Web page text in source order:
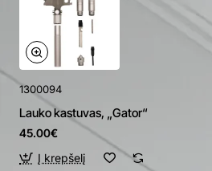
1300094
Lauko kastuvas, „Gator“
45.00€
Į krepšelį